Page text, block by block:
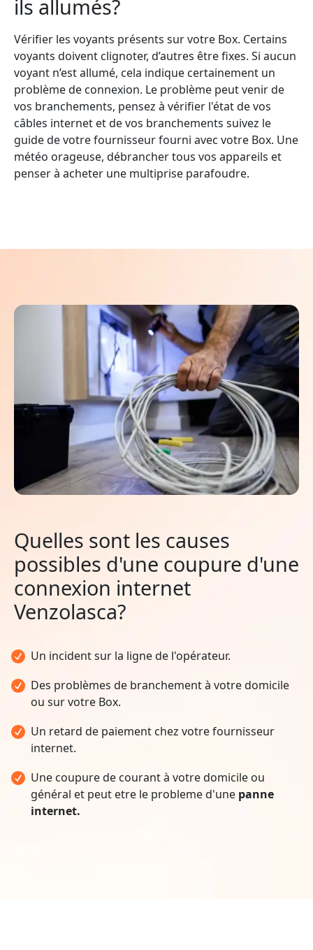
ils allumés?
Vérifier les voyants présents sur votre Box. Certains
voyants doivent clignoter, d’autres être fixes. Si aucun
voyant n’est allumé, cela indique certainement un
problème de connexion. Le problème peut venir de
vos branchements, pensez à vérifier l'état de vos
câbles internet et de vos branchements suivez le
guide de votre fournisseur fourni avec votre Box. Une
météo orageuse, débrancher tous vos appareils et
penser à acheter une multiprise parafoudre.
Quelles sont les causes
possibles d'une coupure d'une
connexion internet
Venzolasca?
Un incident sur la ligne de l'opérateur.
Des problèmes de branchement à votre domicile
ou sur votre Box.
Un retard de paiement chez votre fournisseur
internet.
Une coupure de courant à votre domicile ou
général et peut etre le probleme d'une panne
internet.